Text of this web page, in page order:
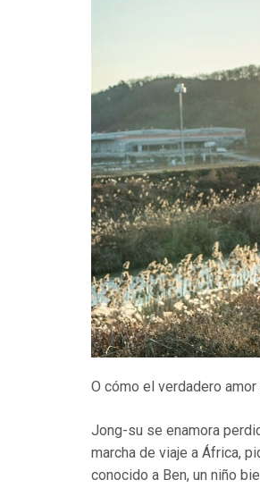
O cómo el verdadero
Jong-su se enamora
marcha de viaje a África,
conocido a Ben, un niño